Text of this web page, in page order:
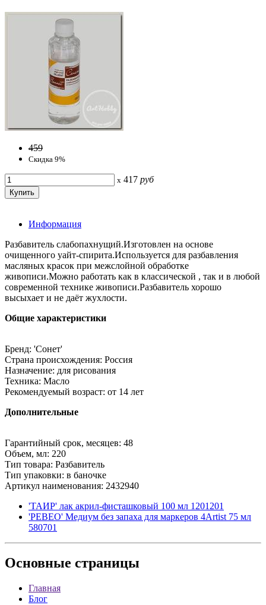
459
Скидка 9%
x 417 руб
Информация
Разбавитель слабопахнущий.Изготовлен на основе
очищенного уайт-спирита.Используется для разбавления
масляных красок при межслойной обработке
живописи.Можно работать как в классической , так и в любой
современной технике живописи.Разбавитель хорошо
высыхает и не даёт жухлости.
Общие характеристики
Бренд: 'Сонет'
Страна происхождения: Россия
Назначение: для рисования
Техника: Масло
Рекомендуемый возраст: от 14 лет
Дополнительные
Гарантийный срок, месяцев: 48
Объем, мл: 220
Тип товара: Разбавитель
Тип упаковки: в баночке
Артикул наименования: 2432940
'ТАИР' лак акрил-фисташковый 100 мл 1201201
'PEBEO' Медиум без запаха для маркеров 4Artist 75 мл
580701
Основные страницы
Главная
Блог